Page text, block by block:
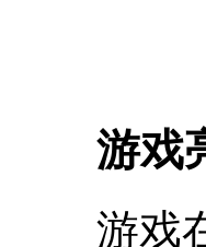
游戏
游戏